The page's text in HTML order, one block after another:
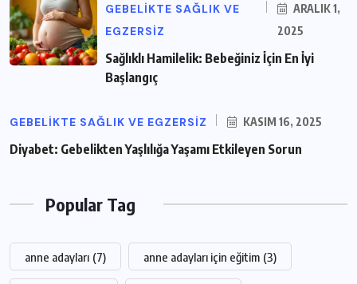
GEBELIKTE SAĞLIK VE
EGZERSIZ
ARALIK 1,
2025
Sağlıklı Hamilelik: Bebeğiniz İçin En İyi
Başlangıç
GEBELIKTE SAĞLIK VE EGZERSIZ KASIM 16, 2025
Diyabet: Gebelikten Yaşlılığa Yaşamı Etkileyen Sorun
Popular Tag
anne adayları (7) anne adayları için eğitim (3)